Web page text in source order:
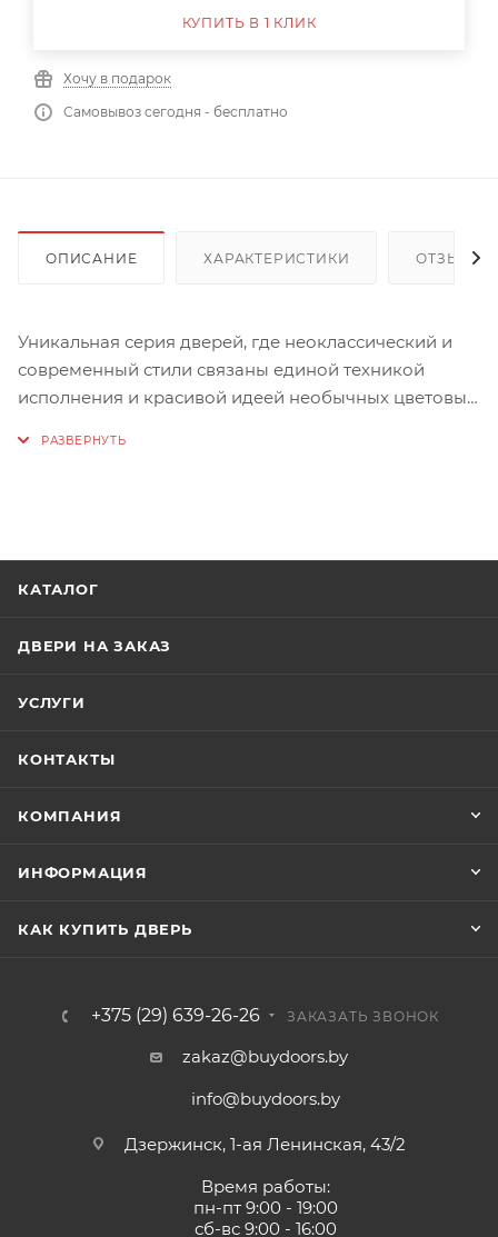
КУПИТЬ В 1 КЛИК
Хочу в подарок
Самовывоз сегодня - бесплатно
ОПИСАНИЕ ХАРАКТЕРИСТИКИ ОТЗЫВЫ
Уникальная серия дверей, где неоклассический и
современный стили связаны единой техникой
исполнения и красивой идеей необычных цветовых
трендовыми и актуальными.
КАТАЛОГ
ДВЕРИ НА ЗАКАЗ
УСЛУГИ
КОНТАКТЫ
КОМПАНИЯ
ИНФОРМАЦИЯ
КАК КУПИТЬ ДВЕРЬ
+375 (29) 639-26-26 ЗАКАЗАТЬ ЗВОНОК
zakaz@buydoors.by
info@buydoors.by
Дзержинск, 1-ая Ленинская, 43/2
Время работы:
пн-пт 9:00 - 19:00
сб-вс 9:00 - 16:00